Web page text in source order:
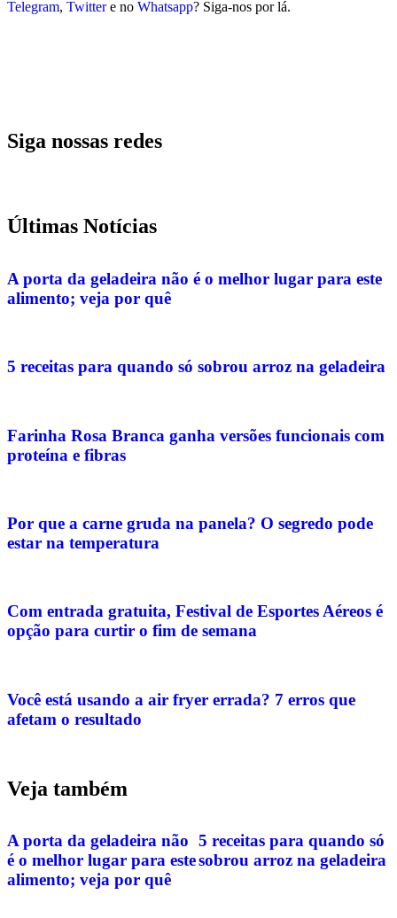
Telegram, Twittere no Whatsapp? Siga-nos por lá.
Siga nossas redes
Últimas Notícias
A porta da geladeira não é o melhor lugar para este
alimento; veja por quê
5 receitas para quando só sobrou arroz na geladeira
Farinha Rosa Branca ganha versões funcionais com
proteína e fibras
Por que a carne gruda na panela? O segredo pode
estar na temperatura
Com entrada gratuita, Festival de Esportes Aéreos é
opção para curtir o fim de semana
Você está usando a air fryer errada? 7 erros que
afetam o resultado
Veja também
A porta da geladeira não
é o melhor lugar para este
alimento; veja por quê
5 receitas para quando só
sobrou arroz na geladeira